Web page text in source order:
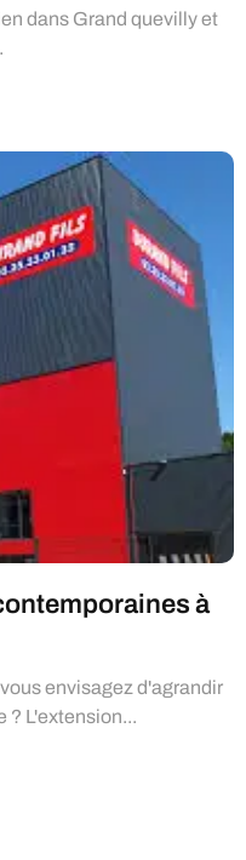
dans Grand quevilly et
à
envisagez d'agrandir
? L'extension...